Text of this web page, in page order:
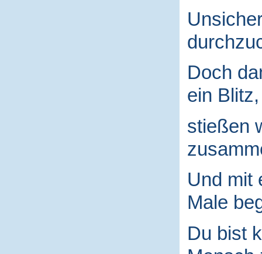
Doch
ein Blitz,
stießen
Und mit
Male
Du bist